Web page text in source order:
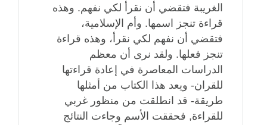
الغريبة فتقضي أن نقرأ لكي نفهم. وهذه
قراءة تنجز اسمها. وأم الإسلامية،
فتقضي أن نفهم لكي نقرأ، وهذه قراءة
تنجز فعلها. ولقد نرى أن معظم
الدراسات المعاصرة في إعادة قراءتها
للقران- ويعد هذا الكتاب من أمثلها
طريقة- قد انطلقت من منظور غربي
للقراءة, فحققت الأسم وجاءت النتائج